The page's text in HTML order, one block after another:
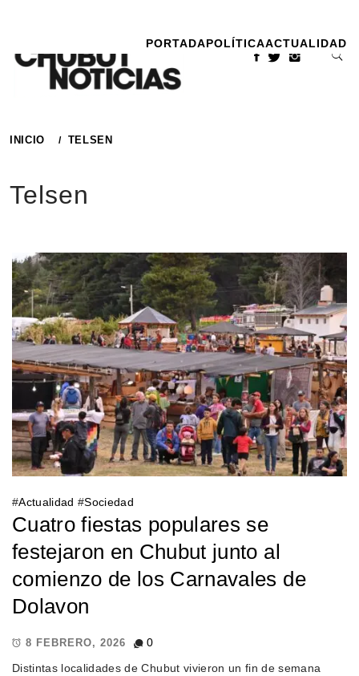
contenido
PORTADAPOLÍTICAACTUALIDAD
INICIO TELSEN
Telsen
#Actualidad #Sociedad
Cuatro fiestas populares se
festejaron en Chubut junto al
comienzo de los Carnavales de
Dolavon
8 FEBRERO, 2026
0
Distintas localidades de Chubut vivieron un fin de semana